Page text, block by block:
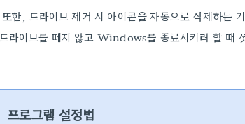
또한, 드라이브 제거 시 아이콘을 자동으로 삭제하는
드라이브를 떼지 않고 Windows를 종료시키려 할 때
프로그램 설정법